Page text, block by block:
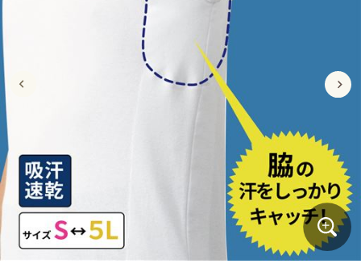
キッチン・雑貨・日用品
美容・健康・サプリメント
ジュニア・ティーンズ下着
大きいサイズ レディース服
大きいサイズ レディース下着
大きいサイズ メンズ
バーゲンセール
シークレットセール
詳細検索
商品カテゴリ一覧
カタログ
カーテン・ラグ・ファブリック
美容・健康・サプリメント
大きいサイズ通販すべて
大きいサイズ メンズ
大きいサイズ 事務・制服
カタログ
カタログ・チラシからのご注文